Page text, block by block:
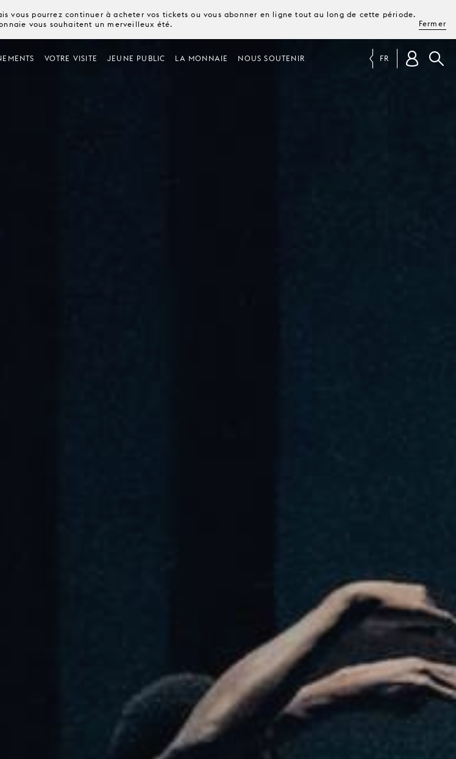
vous pourrez continuer à acheter vos tickets ou vous abonner en ligne tout au long de cette période.
vous souhaitent un merveilleux été.
Fermer
VOTRE VISITE JEUNE PUBLIC LA MONNAIE NOUS SOUTENIR FR